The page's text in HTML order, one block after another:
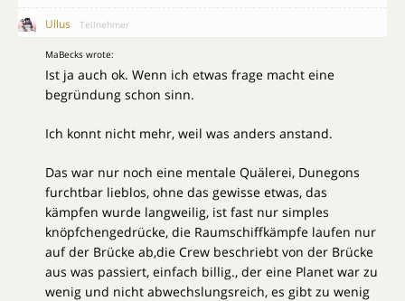
Ullus Teilnehmer
MaBecks wrote:
Ist ja auch ok. Wenn ich etwas frage macht eine
begründung schon sinn.
Ich konnt nicht mehr, weil was anders anstand.
Das war nur noch eine mentale Quälerei, Dunegons
furchtbar lieblos, ohne das gewisse etwas, das
kämpfen wurde langweilig, ist fast nur simples
knöpfchengedrücke, die Raumschiffkämpfe laufen nur
auf der Brücke ab,die Crew beschriebt von der Brücke
aus was passiert, einfach billig., der eine Planet war zu
wenig und nicht abwechslungsreich, es gibt zu wenig